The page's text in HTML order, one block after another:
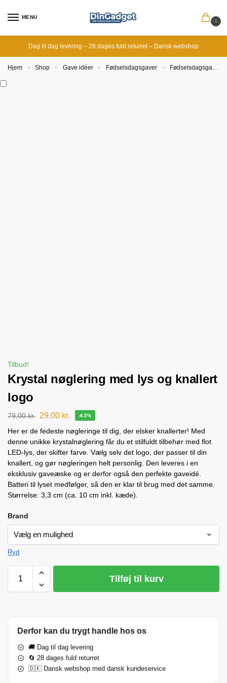
MENU
0
Dag til dag levering – 28 dages fuld returret – Dansk webshop
Hjem » Shop » Gave idéer » Fødselsdagsgaver » Fødselsdagsgave til far
Tilbud!
Krystal nøglering med lys og knallert
logo
79,00kr. 29,00 kr. -63%
Her er de fedeste nøgleringe til dig, der elsker knallerter! Med
denne unikke krystalnøglering får du et stilfuldt tilbehør med flot
LED-lys, der skifter farve. Vælg selv det logo, der passer til din
knallert, og gør nøgleringen helt personlig. Den leveres i en
eksklusiv gaveæske og er derfor også den perfekte gaveidé.
Batteri til lyset medfølger, så den er klar til brug med det samme.
Størrelse: 3,3 cm (ca. 10 cm inkl. kæde).
Brand
Ryd
Tilføj til kurv
Derfor kan du trygt handle hos os
🚚 Dag til dag levering
🔄 28 dages fuld returret
🇩🇰 Dansk webshop med dansk kundeservice